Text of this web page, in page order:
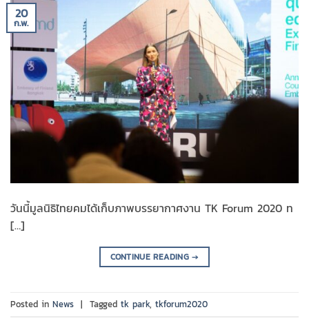
20
ก.พ.
วันนี้มูลนิธิไทยคมได้เก็บภาพบรรยากาศงาน TK Forum 2020 ท
[…]
CONTINUE READING→
Posted in News | Tagged tk park, tkforum2020